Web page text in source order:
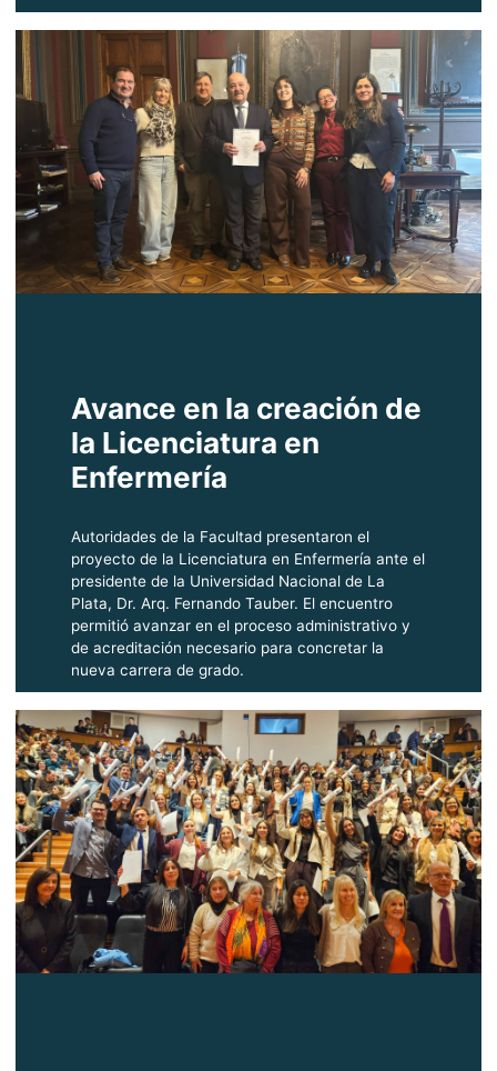
Avance en la creación de
la Licenciatura en
Enfermería
Autoridades de la Facultad presentaron el
proyecto de la Licenciatura en Enfermería ante el
presidente de la Universidad Nacional de La
Plata, Dr. Arq. Fernando Tauber. El encuentro
permitió avanzar en el proceso administrativo y
de acreditación necesario para concretar la
nueva carrera de grado.